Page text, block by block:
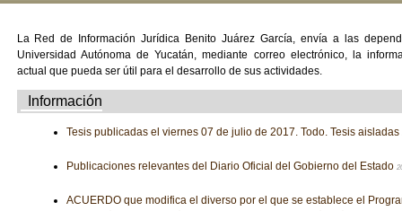
La Red de Información Jurídica Benito Juárez García, envía a las
Universidad Autónoma de Yucatán, mediante correo electrónico, la
actual que pueda ser útil para el desarrollo de sus actividades.
Información
Tesis publicadas el viernes 07 de julio de 2017. Todo. Tesis aisladas
Publicaciones relevantes del Diario Oficial del Gobierno del Estado
ACUERDO que modifica el diverso por el que se establece el